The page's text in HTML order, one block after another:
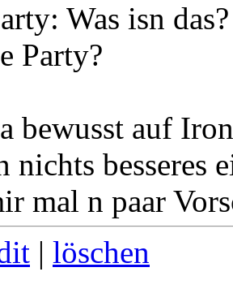
Was isn
Party?
bewusst auf
nichts besseres
mal n paar
| löschen